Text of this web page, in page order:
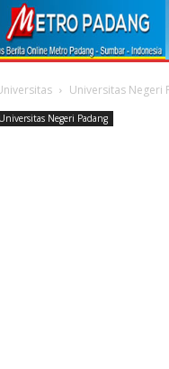
Universitas Negeri
Universitas Negeri Padang